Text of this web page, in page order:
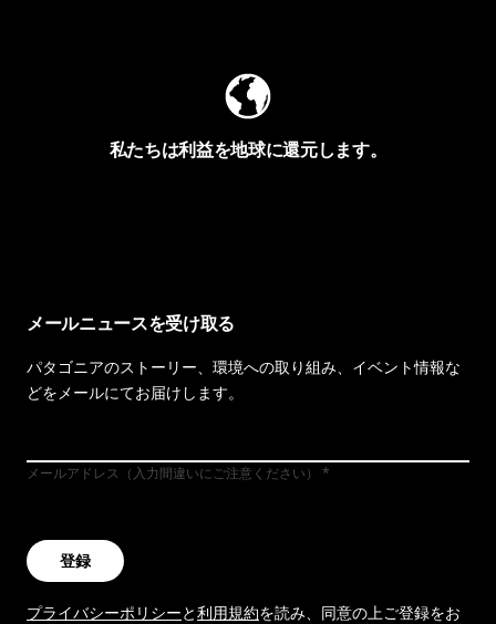
私たちは利益を地球に還元します。
メールニュースを受け取る
パタゴニアのストーリー、環境への取り組み、イベント情報な
どをメールにてお届けします。
メールアドレス（入力間違いにご注意ください）
登録
プライバシーポリシーと利用規約を読み、同意の上ご登録をお